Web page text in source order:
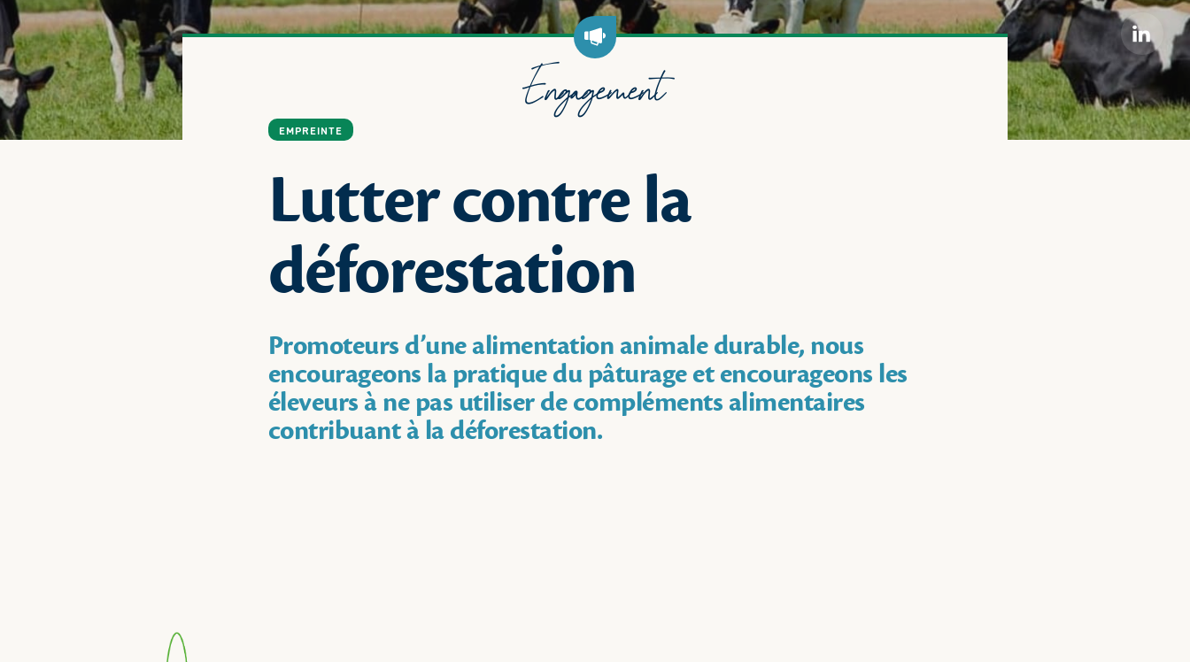
Engagement
EMPREINTE
Lutter contre la
déforestation
Promoteurs d’une alimentation animale durable, nous
encourageons la pratique du pâturage et encourageons les
éleveurs à ne pas utiliser de compléments alimentaires
contribuant à la déforestation.